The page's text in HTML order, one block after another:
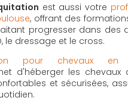
est aussi votre
, offrant des
progresser dans des
le dressage et le cross.
pour chevaux
d'héberger les chevaux
et sécurisées,